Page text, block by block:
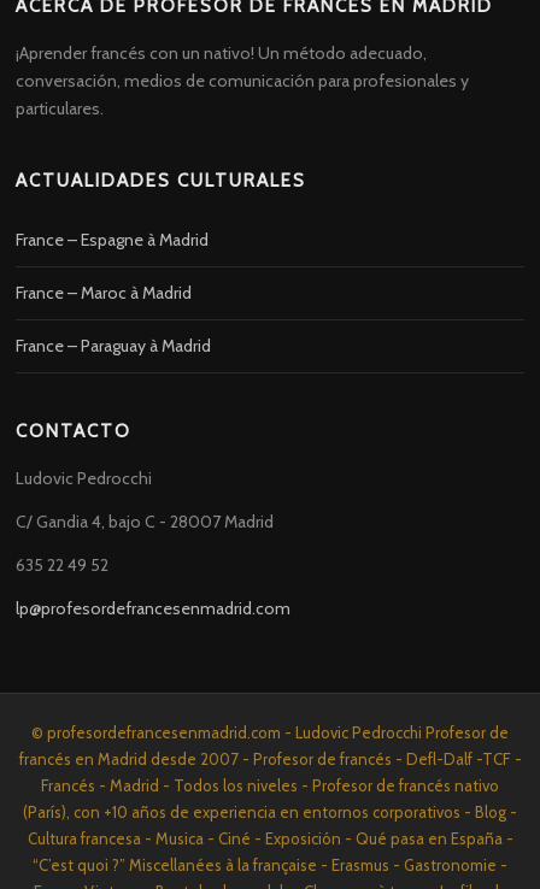
ACERCA DE PROFESOR DE FRANCÉS EN MADRID
¡Aprender francés con un nativo! Un método adecuado,
conversación, medios de comunicación para profesionales y
particulares.
ACTUALIDADES CULTURALES
France – Espagne à Madrid
France – Maroc à Madrid
France – Paraguay à Madrid
CONTACTO
Ludovic Pedrocchi
C/ Gandia 4, bajo C - 28007 Madrid
635 22 49 52
lp@profesordefrancesenmadrid.com
© profesordefrancesenmadrid.com - Ludovic Pedrocchi Profesor de
francés en Madrid desde 2007 - Profesor de francés - Defl-Dalf -TCF -
Francés - Madrid - Todos los niveles - Profesor de francés nativo
(París), con +10 años de experiencia en entornos corporativos - Blog -
Cultura francesa - Musica - Ciné - Exposición - Qué pasa en España -
“C’est quoi ?” Miscellanées à la française - Erasmus - Gastronomie -